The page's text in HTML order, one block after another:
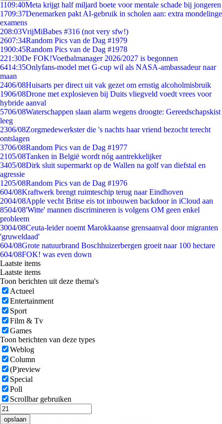
1109:40Meta krijgt half miljard boete voor mentale schade bij jongeren
1709:37Denemarken pakt AI-gebruik in scholen aan: extra mondelinge
examens
208:03VrijMiBabes #316 (not very sfw!)
2607:34Random Pics van de Dag #1979
1900:45Random Pics van de Dag #1978
221:30De FOK!Voetbalmanager 2026/2027 is begonnen
6414:35Onlyfans-model met G-cup wil als NASA-ambassadeur naar
maan
2406/08Huisarts per direct uit vak gezet om ernstig alcoholmisbruik
1906/08Drone met explosieven bij Duits vliegveld voedt vrees voor
hybride aanval
5706/08Waterschappen slaan alarm wegens droogte: Gereedschapskist
leeg
2306/08Zorgmedewerkster die 's nachts haar vriend bezocht terecht
ontslagen
3706/08Random Pics van de Dag #1977
2105/08Tanken in België wordt nóg aantrekkelijker
3405/08Dirk sluit supermarkt op de Wallen na golf van diefstal en
agressie
1205/08Random Pics van de Dag #1976
604/08Kraftwerk brengt ruimteschip terug naar Eindhoven
2004/08Apple vecht Britse eis tot inbouwen backdoor in iCloud aan
8504/08'Witte' mannen discrimineren is volgens OM geen enkel
probleem
3004/08Ceuta-leider noemt Marokkaanse grensaanval door migranten
'gruweldaad'
604/08Grote natuurbrand Boschhuizerbergen groeit naar 100 hectare
604/08FOK! was even down
Laatste items
Laatste items
Toon berichten uit deze thema's
Actueel
Entertainment
Sport
Film & Tv
Games
Toon berichten van deze types
Weblog
Column
(P)review
Special
Poll
Scrollbar gebruiken
opslaan